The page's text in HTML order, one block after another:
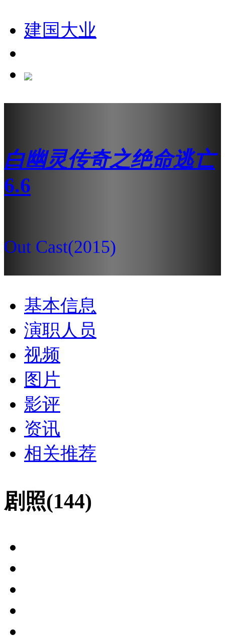
建国大业
白幽灵传奇之绝命逃亡
6.6
Out Cast(2015)
基本信息
演职人员
视频
图片
影评
资讯
相关推荐
剧照(144)